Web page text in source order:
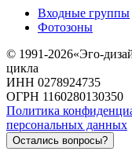
Входные группы
Фотозоны
© 1991-2026«Эго-
цикла
ИНН 0278924735
ОГРН 1160280130350
Политика
персональных данных
Остались вопросы?